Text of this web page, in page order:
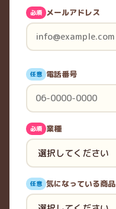
必須 メールアドレス
任意 電話番号
必須 業種
任意 気になっている商品